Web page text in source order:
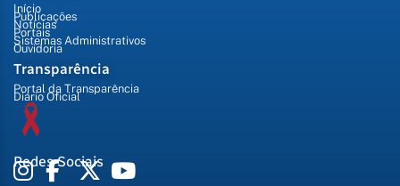
Início
Publicações
Notícias
Portais
Sistemas Administrativos
Ouvidoria
Transparência
Portal da Transparência
Diário Oficial
Redes Sociais